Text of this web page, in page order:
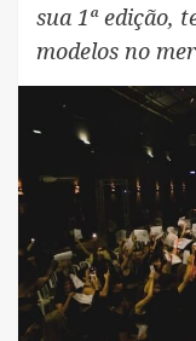
sua 1ª edição,
modelos no